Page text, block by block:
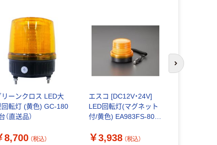
リーンクロス LED大
回転灯 (黄色) GC-180
（直送品）
8,700 （税込）
エスコ [DC12V・24V]
LED回転灯(マグネット
付/黄色) EA983FS-800
￥3,938 （税込）
次のスライド